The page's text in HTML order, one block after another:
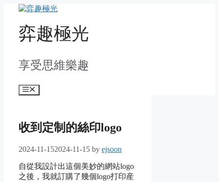
content弈趣極光
享受思維樂趣
Menu
收到定制的絲印logo
2024-11-152024-11-15 by ejsoon
自從我設計出這個美妙的網站logo
之後，我就訂購了幾個logo打印産